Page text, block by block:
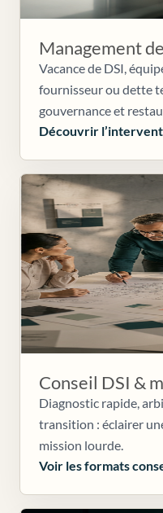
Management
Vacance de DSI,
fournisseur ou dette
gouvernance et
Découvrir
Conseil DSI &
Diagnostic rapide,
transition : éclairer
mission lourde.
Voir les formats